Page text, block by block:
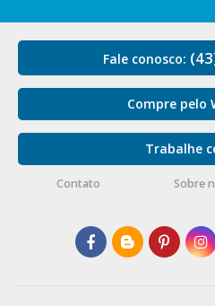
Fale conosco:
Compre pelo
Trabalhe
Contato Sobre